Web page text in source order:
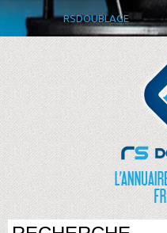
RSDOUBLAGE